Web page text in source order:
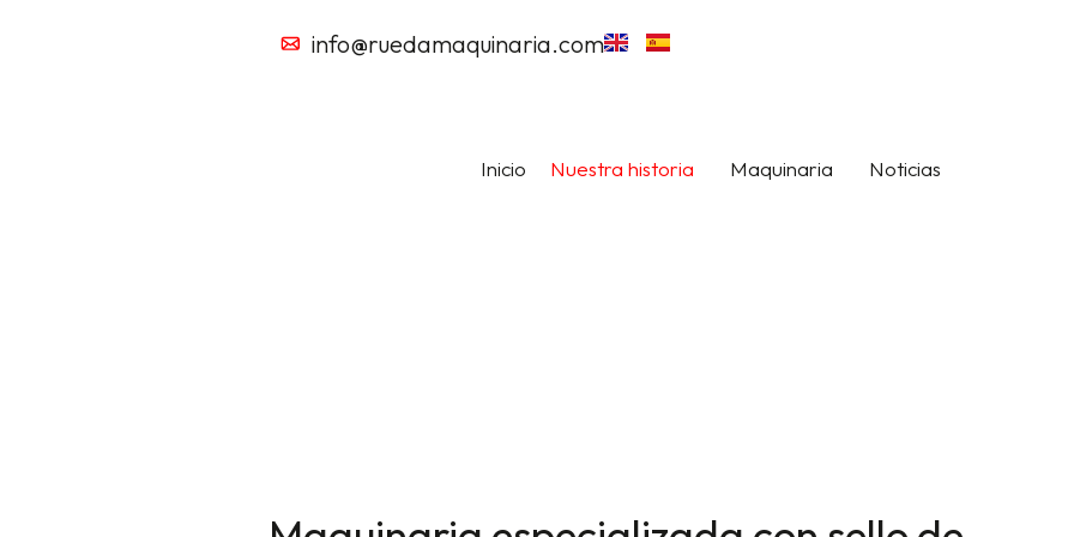
info@ruedamaquinaria.com
Inicio Nuestra historia Maquinaria Noticias